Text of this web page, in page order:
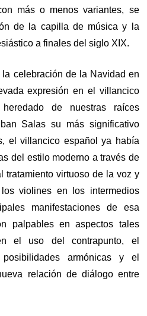
más o menos variantes, se
de la capilla de música y la
a finales del siglo XIX.
celebración de la Navidad en
expresión en el villancico
de nuestras raíces
Salas su más significativo
el villancico español ya había
del estilo moderno a través de
tratamiento virtuoso de la voz y
violines en los intermedios
manifestaciones de esa
palpables en aspectos tales
el uso del contrapunto, el
armónicas y el
relación de diálogo entre